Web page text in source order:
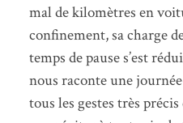
mal de kilomètres en
confinement, sa charge
temps de pause s’est
nous raconte une
tous les gestes très